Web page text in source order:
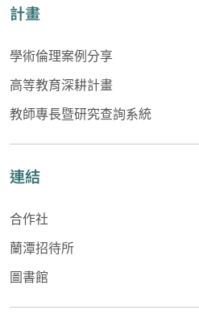
計畫
學術倫理案例分享
高等教育深耕計畫
教師專長暨研究查詢系統
連結
合作社
蘭潭招待所
圖書館